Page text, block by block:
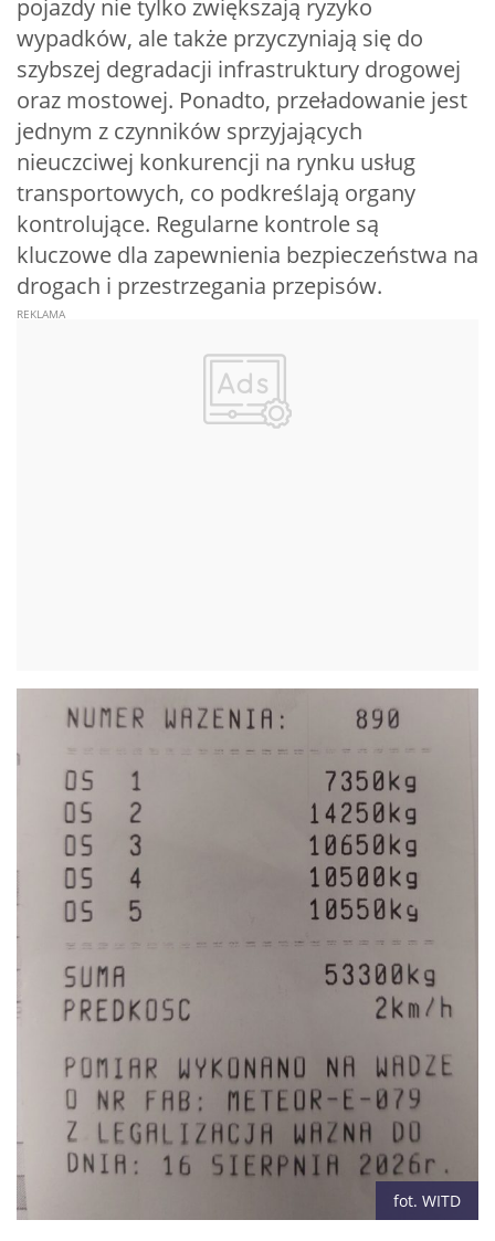
pojazdy nie tylko zwiększają ryzyko
wypadków, ale także przyczyniają się do
szybszej degradacji infrastruktury drogowej
oraz mostowej. Ponadto, przeładowanie jest
jednym z czynników sprzyjających
nieuczciwej konkurencji na rynku usług
transportowych, co podkreślają organy
kontrolujące. Regularne kontrole są
kluczowe dla zapewnienia bezpieczeństwa na
drogach i przestrzegania przepisów.
fot. WITD